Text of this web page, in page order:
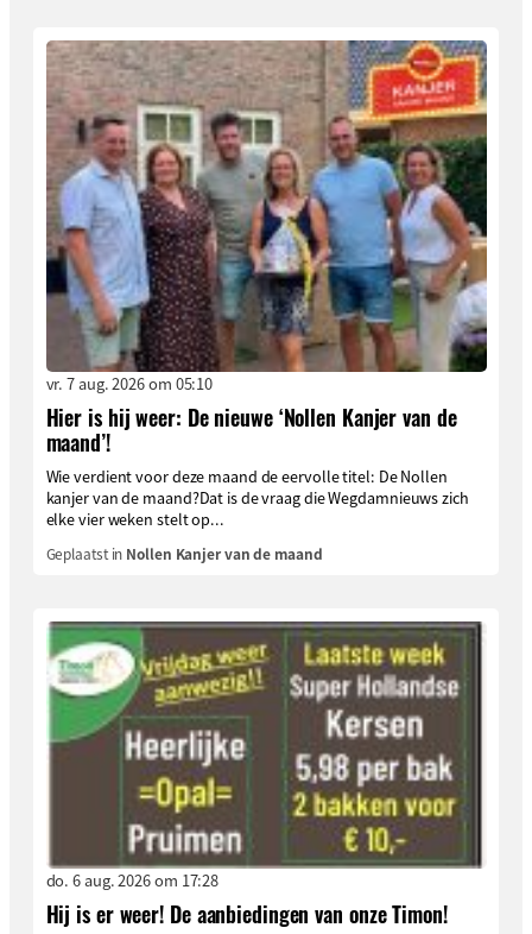
vr. 7 aug. 2026 om 05:10
Hier is hij weer: De nieuwe ‘Nollen Kanjer van de
maand’!
Wie verdient voor deze maand de eervolle titel: De Nollen
kanjer van de maand?Dat is de vraag die Wegdamnieuws zich
elke vier weken stelt op...
Geplaatst in Nollen Kanjer van de maand
do. 6 aug. 2026 om 17:28
Hij is er weer! De aanbiedingen van onze Timon!